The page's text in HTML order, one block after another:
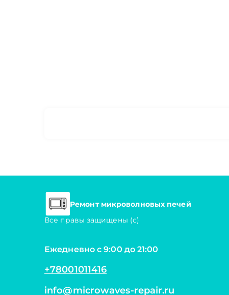
Ремонт микроволновых печей
Все правы защищены (с)
Ежедневно с 9:00 до 21:00
+78001011416
info@microwaves-repair.ru